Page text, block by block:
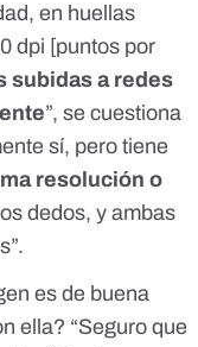
en huellas
dpi [puntos por
subidas a redes
”, se cuestiona
sí, pero tiene
resolución o
dedos, y ambas
es de buena
ella? “Seguro que